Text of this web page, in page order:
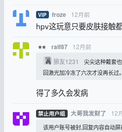
VIP froze 12月前
hpv这玩意只要皮肤接触
⭐⭐ ralf87 12月前
狼友1231
尖尖这种戴套
回激光加冷冻了六次才没再长过。
得了多久会发病
禁止用户组 大哥我发财了 12
该用户账号被封,回复内容自动屏